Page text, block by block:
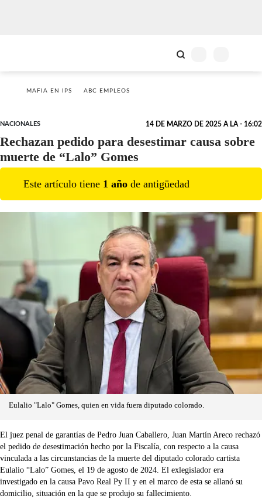
MAFIA EN IPS ABC EMPLEOS
NACIONALES 14 DE MARZO DE 2025 A LA - 16:02
Rechazan pedido para desestimar causa sobre
muerte de “Lalo” Gomes
Este artículo tiene 1 año de antigüedad
Eulalio "Lalo" Gomes, quien en vida fuera diputado colorado.
El juez penal de garantías de Pedro Juan Caballero, Juan Martín Areco rechazó
el pedido de desestimación hecho por la Fiscalía, con respecto a la causa
vinculada a las circunstancias de la muerte del diputado colorado cartista
Eulalio “Lalo” Gomes, el 19 de agosto de 2024. El exlegislador era
investigado en la causa Pavo Real Py II y en el marco de esta se allanó su
domicilio, situación en la que se produjo su fallecimiento.